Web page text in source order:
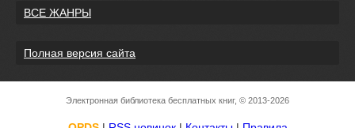
ВСЕ ЖАНРЫ
Полная версия сайта
Электронная библиотека бесплатных книг, © 2013-2026